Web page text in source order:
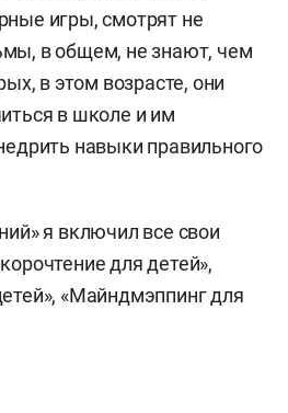
игры, смотрят не
в общем, не знают, чем
в этом возрасте, они
в школе и им
навыки правильного
я включил все свои
для детей»,
«Майндмэппинг для